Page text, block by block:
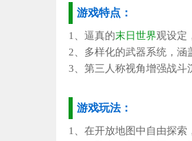
游戏特点：
1、逼真的末日世界观设定
2、多样化的武器系统，涵
3、第三人称视角增强战斗
游戏玩法：
1、在开放地图中自由探索